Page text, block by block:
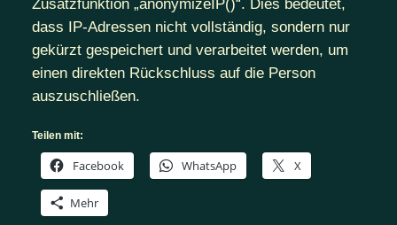
Zusatzfunktion „anonymizeIP()“. Dies bedeutet,
dass IP-Adressen nicht vollständig, sondern nur
gekürzt gespeichert und verarbeitet werden, um
einen direkten Rückschluss auf die Person
auszuschließen.
Teilen mit:
Facebook WhatsApp X
Mehr